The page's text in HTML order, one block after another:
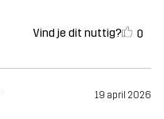
Vind je dit nuttig? 0
19 april 2026